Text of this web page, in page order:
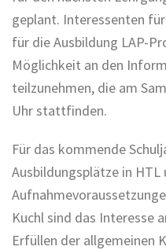
geplant. Interessenten
für die Ausbildung LAP-
Möglichkeit an den
teilzunehmen, die am
Uhr stattfinden.
Für das kommende
Ausbildungsplätze in HTL
Kuchl sind das Interesse
Erfüllen der allgemeinen